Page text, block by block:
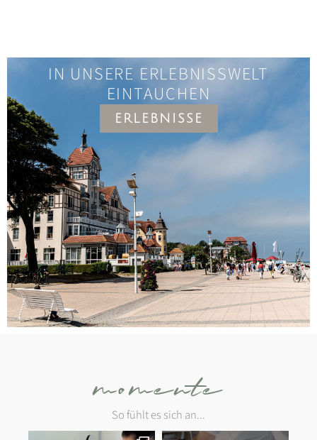
IN UNSERE ERLEBNISSWELT
EINTAUCHEN
ERLEBNISSE
momente
So fühlt es sich an...